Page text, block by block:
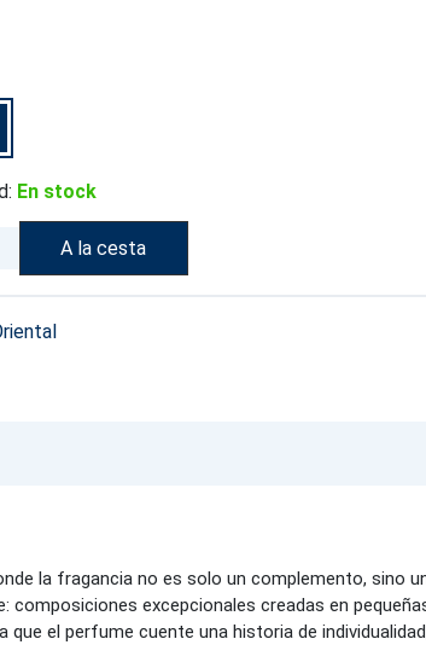
En stock
A la cesta
la fragancia no es solo un complemento, sino
composiciones excepcionales creadas en
el perfume cuente una historia de